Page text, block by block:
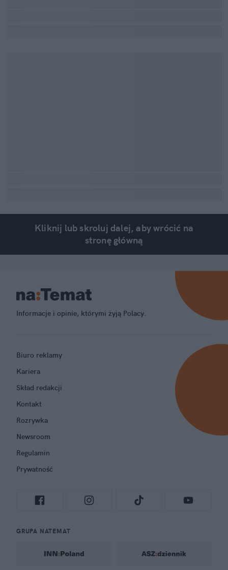
Kliknij lub skroluj dalej, aby wrócić na
stronę główną
Informacje i opinie, którymi żyją Polacy.
Biuro reklamy
Kariera
Skład redakcji
Kontakt
Rozrywka
Newsroom
Regulamin
Prywatność
GRUPA NATEMAT